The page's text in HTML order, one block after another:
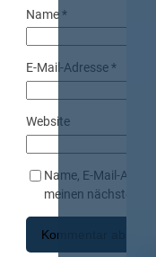
Name*
E-Mail-Adresse*
Website
Name, E-Mail-
meinen nächsten